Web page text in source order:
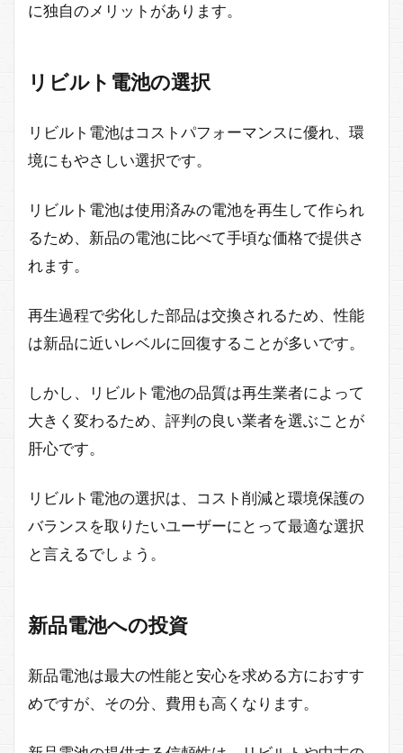
に独自のメリットがあります。
リビルト電池の選択
リビルト電池はコストパフォーマンスに優れ、環
境にもやさしい選択です。
リビルト電池は使用済みの電池を再生して作られ
るため、新品の電池に比べて手頃な価格で提供さ
れます。
再生過程で劣化した部品は交換されるため、性能
は新品に近いレベルに回復することが多いです。
しかし、リビルト電池の品質は再生業者によって
大きく変わるため、評判の良い業者を選ぶことが
肝心です。
リビルト電池の選択は、コスト削減と環境保護の
バランスを取りたいユーザーにとって最適な選択
と言えるでしょう。
新品電池への投資
新品電池は最大の性能と安心を求める方におすす
めですが、その分、費用も高くなります。